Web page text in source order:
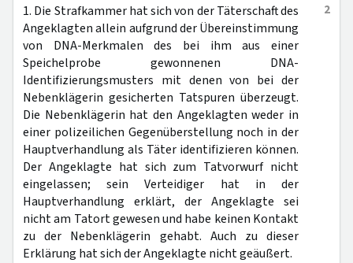
2
1. Die Strafkammer hat sich von der Täterschaft des
Angeklagten allein aufgrund der Übereinstimmung
von DNA-Merkmalen des bei ihm aus einer
Speichelprobe gewonnenen DNA-
Identifizierungsmusters mit denen von bei der
Nebenklägerin gesicherten Tatspuren überzeugt.
Die Nebenklägerin hat den Angeklagten weder in
einer polizeilichen Gegenüberstellung noch in der
Hauptverhandlung als Täter identifizieren können.
Der Angeklagte hat sich zum Tatvorwurf nicht
eingelassen; sein Verteidiger hat in der
Hauptverhandlung erklärt, der Angeklagte sei
nicht am Tatort gewesen und habe keinen Kontakt
zu der Nebenklägerin gehabt. Auch zu dieser
Erklärung hat sich der Angeklagte nicht geäußert.